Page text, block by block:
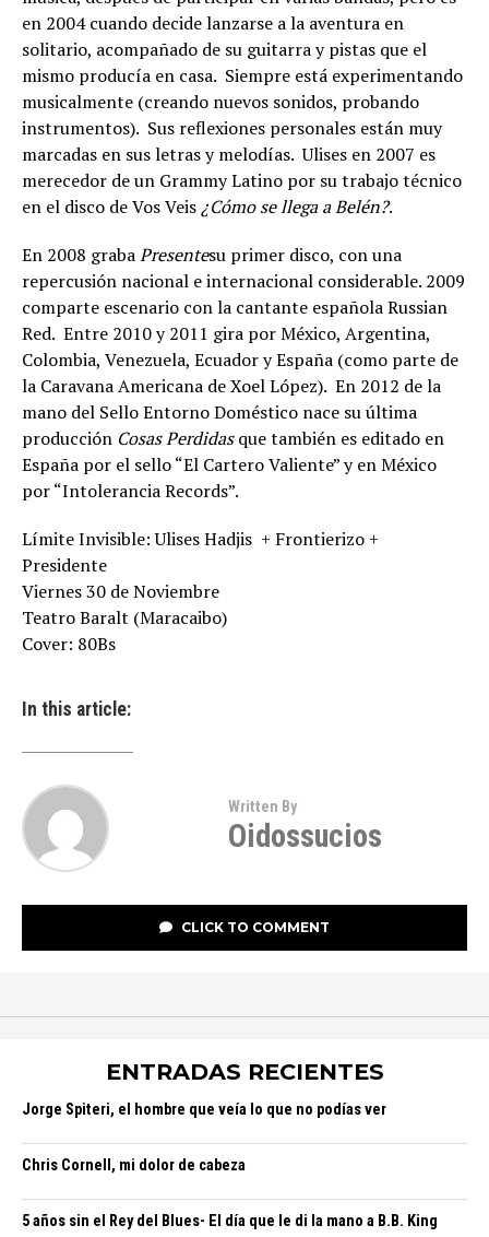
en 2004 cuando decide lanzarse a la aventura en
solitario, acompañado de su guitarra y pistas que el
mismo producía en casa. Siempre está experimentando
musicalmente (creando nuevos sonidos, probando
instrumentos). Sus reflexiones personales están muy
marcadas en sus letras y melodías. Ulises en 2007 es
merecedor de un Grammy Latino por su trabajo técnico
en el disco de Vos Veis ¿Cómo se llega a Belén?.
En 2008 grabaPresentesu primer disco, con una
repercusión nacional e internacional considerable. 2009
comparte escenario con la cantante española Russian
Red. Entre 2010 y 2011 gira por México, Argentina,
Colombia, Venezuela, Ecuador y España (como parte de
la Caravana Americana de Xoel López). En 2012 de la
mano del Sello Entorno Doméstico nace su última
producción Cosas Perdidasque también es editado en
España por el sello “El Cartero Valiente” y en México
por “Intolerancia Records”.
Límite Invisible: Ulises Hadjis + Frontierizo +
Presidente
Viernes 30 de Noviembre
Teatro Baralt (Maracaibo)
Cover: 80Bs
In this article:
Written By
Oidossucios
CLICK TO COMMENT
ENTRADAS RECIENTES
Jorge Spiteri, el hombre que veía lo que no podías ver
Chris Cornell, mi dolor de cabeza
5 años sin el Rey del Blues- El día que le di la mano a B.B. King